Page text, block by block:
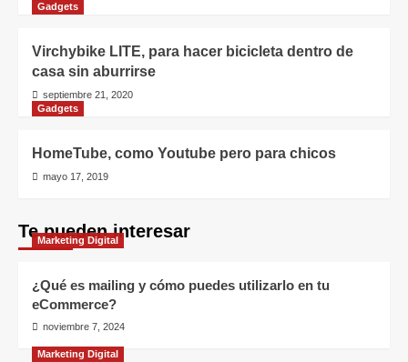
Gadgets
Virchybike LITE, para hacer bicicleta dentro de
casa sin aburrirse
septiembre 21, 2020
Gadgets
HomeTube, como Youtube pero para chicos
mayo 17, 2019
Te pueden interesar
Marketing Digital
¿Qué es mailing y cómo puedes utilizarlo en tu
eCommerce?
noviembre 7, 2024
Marketing Digital